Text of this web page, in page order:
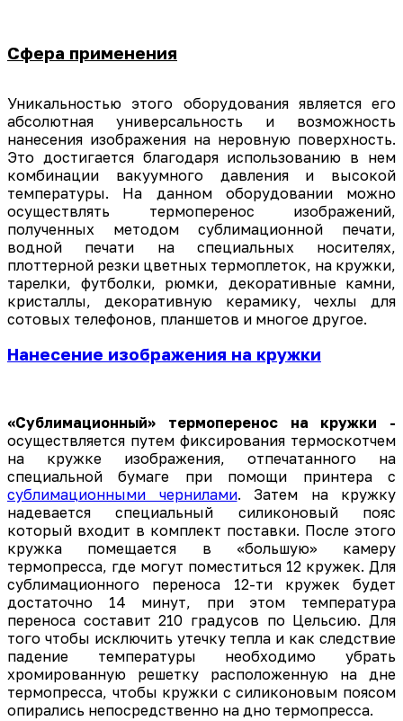
Сфера применения
Уникальностью этого оборудования является его
абсолютная универсальность и возможность
нанесения изображения на неровную поверхность.
Это достигается благодаря использованию в нем
комбинации вакуумного давления и высокой
температуры. На данном оборудовании можно
осуществлять термоперенос изображений,
полученных методом сублимационной печати,
водной печати на специальных носителях,
плоттерной резки цветных термоплеток, на кружки,
тарелки, футболки, рюмки, декоративные камни,
кристаллы, декоративную керамику, чехлы для
сотовых телефонов, планшетов и многое другое.
Нанесение изображения на кружки
«Сублимационный» термоперенос на кружки -
осуществляется путем фиксирования термоскотчем
на кружке изображения, отпечатанного на
специальной бумаге при помощи принтера с
сублимационными чернилами. Затем на кружку
надевается специальный силиконовый пояс
который входит в комплект поставки. После этого
кружка помещается в «большую» камеру
термопресса, где могут поместиться 12 кружек. Для
сублимационного переноса 12-ти кружек будет
достаточно 14 минут, при этом температура
переноса составит 210 градусов по Цельсию. Для
того чтобы исключить утечку тепла и как следствие
падение температуры необходимо убрать
хромированную решетку расположенную на дне
термопресса, чтобы кружки с силиконовым поясом
опирались непосредственно на дно термопресса.